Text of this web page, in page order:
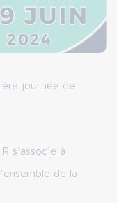
journée de
s’associe à
de la